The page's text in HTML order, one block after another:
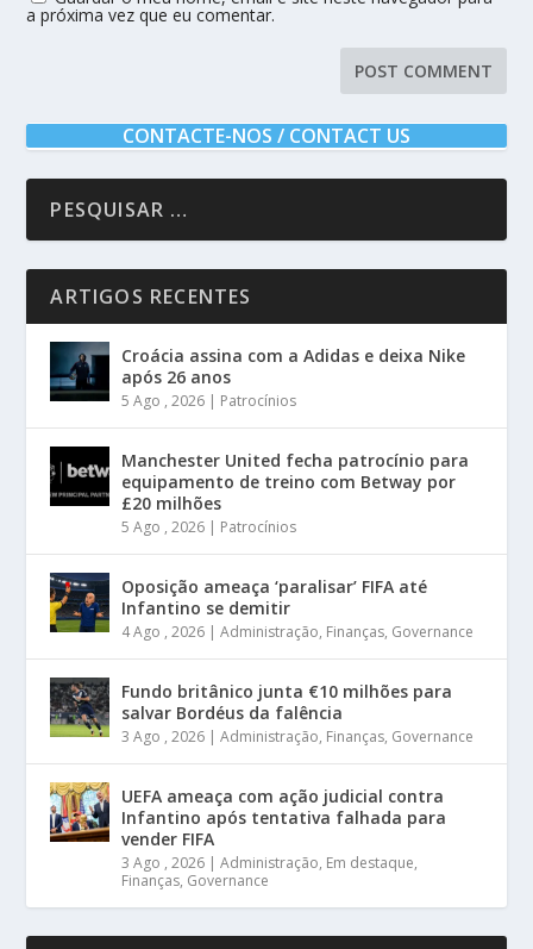
a próxima vez que eu comentar.
CONTACTE-NOS / CONTACT US
ARTIGOS RECENTES
Croácia assina com a Adidas e deixa Nike
após 26 anos
5 Ago , 2026 | Patrocínios
Manchester United fecha patrocínio para
equipamento de treino com Betway por
£20 milhões
5 Ago , 2026 | Patrocínios
Oposição ameaça ‘paralisar’ FIFA até
Infantino se demitir
4 Ago , 2026 |Administração, Finanças, Governance
Fundo britânico junta €10 milhões para
salvar Bordéus da falência
3 Ago , 2026 |Administração, Finanças, Governance
UEFA ameaça com ação judicial contra
Infantino após tentativa falhada para
vender FIFA
3 Ago , 2026 |Administração, Em destaque,
Finanças, Governance